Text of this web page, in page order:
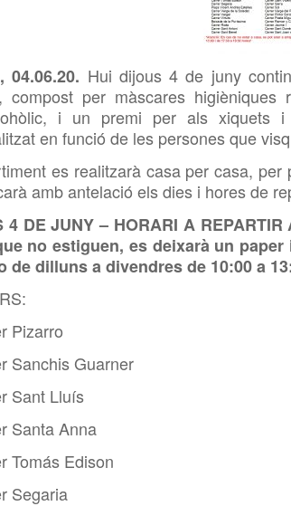
04.06.20. Hui dijous 4 de juny
compost per màscares
i un premi per als xiquets
en funció de les persones que
es realitzarà casa per casa,
amb antelació els dies i hores de
4DE JUNY – HORARI A
no estiguen, es deixarà un
de dilluns a divendres de 10:00 a
Pizarro
Sanchis Guarner
Sant Lluís
Santa Anna
Tomás Edison
Segaria